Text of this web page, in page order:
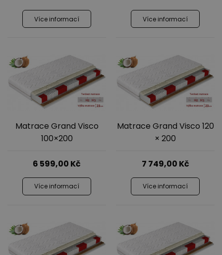
Více informací Více informací
Matrace Grand Visco
100×200
6 599,00 Kč
Více informací
Matrace Grand Visco 120
× 200
7 749,00 Kč
Více informací